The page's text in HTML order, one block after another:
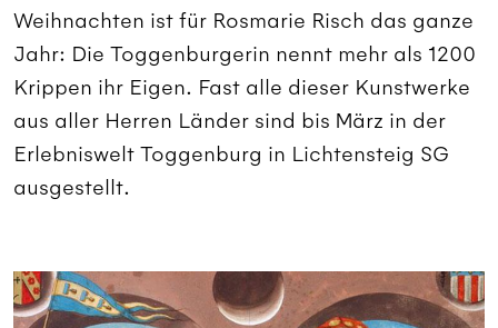
Weihnachten ist für Rosmarie Risch das ganze
Jahr: Die Toggenburgerin nennt mehr als 1200
Krippen ihr Eigen. Fast alle dieser Kunstwerke
aus aller Herren Länder sind bis März in der
Erlebniswelt Toggenburg in Lichtensteig SG
ausgestellt.